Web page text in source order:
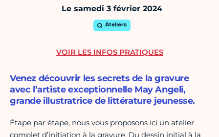
Le samedi 3 février 2024
Ateliers
Venez découvrir les secrets de la gravure
avec l’artiste exceptionnelle May Angeli,
grande illustratrice de littérature jeunesse.
Étape par étape, nous vous proposons ici un atelier
complet d’initiation à la gravure. Du dessin initial à la
VOIR LES INFOS PRATIQUES